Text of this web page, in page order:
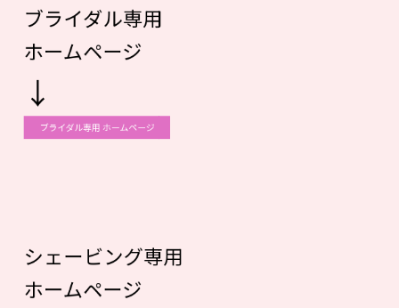
ブライダル専用
ホームページ
↓
ブライダル専用 ホームページ
シェービング専用
ホームページ